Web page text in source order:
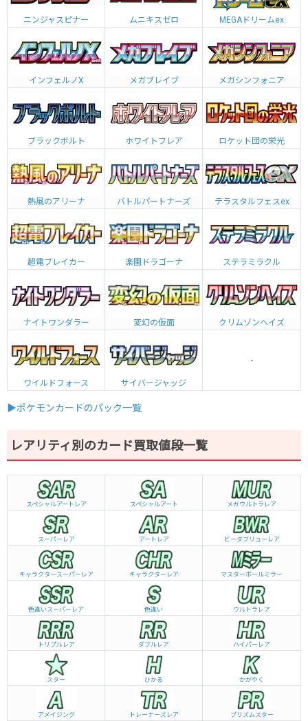
ニンジャスピナー ムニキスゼロ MEGAドリームex
インフェルノX メガブレイブ メガシンフォニア
ブラックボルト ホワイトフレア ロケット団の栄光
熱風のアリーナ バトルパートナーズ テラスタルフェスex
超電ブレイカー 楽園ドラゴーナ ステラミラクル
ナイトワンダラー 変幻の仮面 クリムゾンヘイズ
ワイルドフォース サイバージャッジ
-
▶ポケモンカードのパック一覧
レアリティ別のカード買取値段一覧
スペシャルアートレア スペシャルアート メガウルトラレア
スーパーレア アートレア ビーダブリュー レア
キャラクタースーパーレア キャラクターレア マスターボールミラー
色違いスーパーレア 色違い ウルトラレア
トリプルレア ダブルレア ハイパーレア
スター ひかる かがやく
アメイジング トレーナーズレア プリズムスター